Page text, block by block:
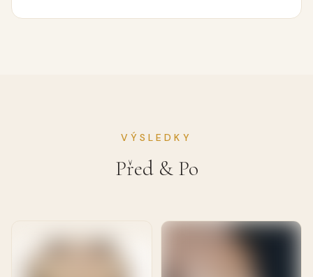
VÝSLEDKY
Před & Po